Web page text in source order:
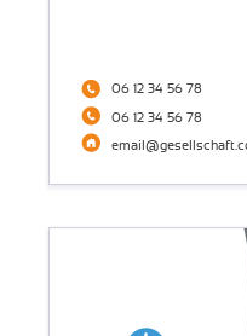
06 12 34 56 78
06 12 34 56 78